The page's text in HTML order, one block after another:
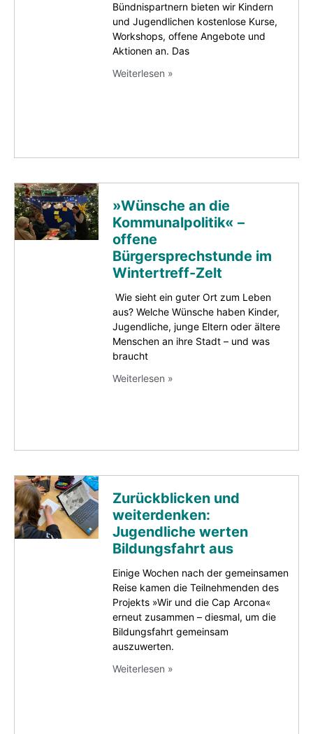
Bündnispartnern bieten wir Kindern
und Jugendlichen kostenlose Kurse,
Workshops, offene Angebote und
Aktionen an. Das
Weiterlesen »
»Wünsche an die
Kommunalpolitik« –
offene
Bürgersprechstunde im
Wintertreff-Zelt
Wie sieht ein guter Ort zum Leben
aus? Welche Wünsche haben Kinder,
Jugendliche, junge Eltern oder ältere
Menschen an ihre Stadt – und was
braucht
Weiterlesen »
Zurückblicken und
weiterdenken:
Jugendliche werten
Bildungsfahrt aus
Einige Wochen nach der gemeinsamen
Reise kamen die Teilnehmenden des
Projekts »Wir und die Cap Arcona«
erneut zusammen – diesmal, um die
Bildungsfahrt gemeinsam
auszuwerten.
Weiterlesen »